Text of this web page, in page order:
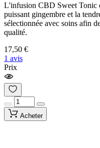
L'infusion CBD Sweet Tonic
puissant gingembre et la
sélectionnée avec soins afin
qualité.
17,50 €
1 avis
Prix
Acheter